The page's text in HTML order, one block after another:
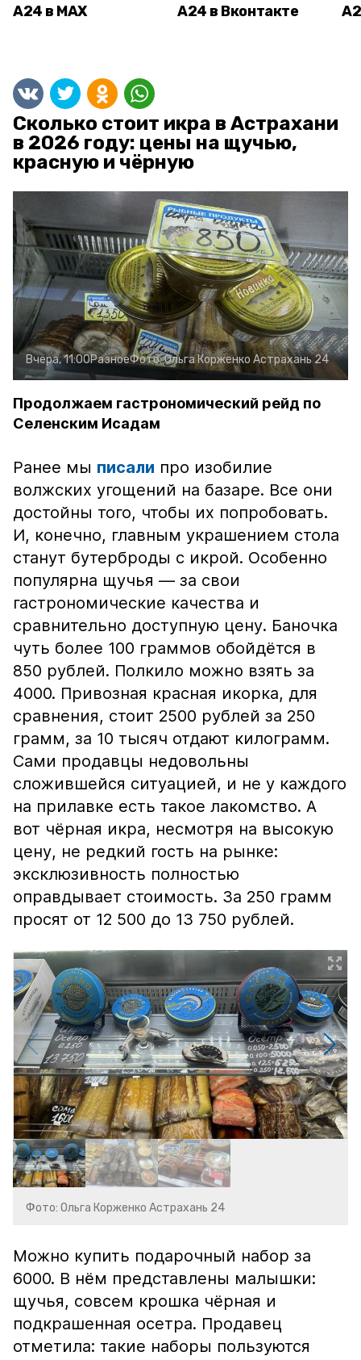
А24 в MAX А24 в Вконтакте
Сколько стоит икра в Астрахани
в 2026 году: цены на щучью,
красную и чёрную
Вчера, 11:00РазноеФото:Ольга Корженко Астрахань 24
Продолжаем гастрономический рейд по
Селенским Исадам
Ранее мы писали про изобилие
волжских угощений на базаре. Все они
достойны того, чтобы их попробовать.
И, конечно, главным украшением стола
станут бутерброды с икрой. Особенно
популярна щучья — за свои
гастрономические качества и
сравнительно доступную цену. Баночка
чуть более 100 граммов обойдётся в
850 рублей. Полкило можно взять за
4000. Привозная красная икорка, для
сравнения, стоит 2500 рублей за 250
грамм, за 10 тысяч отдают килограмм.
Сами продавцы недовольны
сложившейся ситуацией, и не у каждого
на прилавке есть такое лакомство. А
вот чёрная икра, несмотря на высокую
цену, не редкий гость на рынке:
эксклюзивность полностью
оправдывает стоимость. За 250 грамм
просят от 12 500 до 13 750 рублей.
Фото: Ольга Корженко Астрахань 24
Можно купить подарочный набор за
6000. В нём представлены малышки:
щучья, совсем крошка чёрная и
подкрашенная осетра. Продавец
отметила: такие наборы пользуются